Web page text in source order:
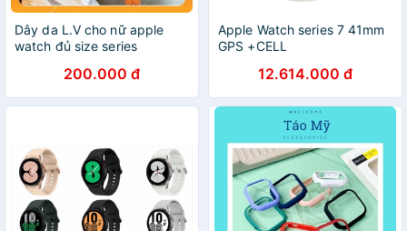
Dây da L.V cho nữ apple
watch đủ size series
200.000 đ
Apple Watch series 7 41mm
GPS +CELL
12.614.000 đ